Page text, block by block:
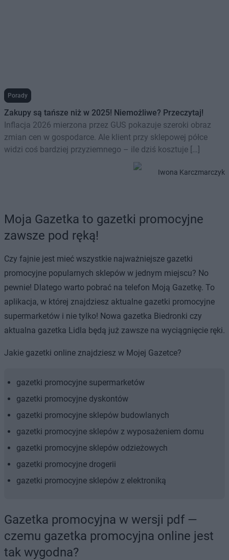
Porady
Zakupy są tańsze niż w 2025! Niemożliwe? Przeczytaj!
Inflacja 2026 mierzona przez GUS pokazuje szeroki obraz
zmian cen w gospodarce. Ale klient przy sklepowej półce
widzi coś bardziej przyziemnego – ile dziś kosztuje […]
Iwona Karczmarczyk
Moja Gazetka to gazetki promocyjne
zawsze pod ręką!
Czy fajnie jest mieć wszystkie najważniejsze gazetki
promocyjne popularnych sklepów w jednym miejscu? No
pewnie! Dlatego warto pobrać na telefon Moją Gazetkę. To
aplikacja, w której znajdziesz aktualne gazetki promocyjne
supermarketów i nie tylko! Nowa gazetka Biedronki czy
aktualna gazetka Lidla będą już zawsze na wyciągnięcie ręki.
Jakie gazetki online znajdziesz w Mojej Gazetce?
gazetki promocyjne supermarketów
gazetki promocyjne dyskontów
gazetki promocyjne sklepów budowlanych
gazetki promocyjne sklepów z wyposażeniem domu
gazetki promocyjne sklepów odzieżowych
gazetki promocyjne drogerii
gazetki promocyjne sklepów z elektroniką
Gazetka promocyjna w wersji pdf —
czemu gazetka promocyjna online jest
tak wygodna?